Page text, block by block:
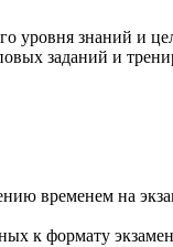
уровня знаний и
заданий и
временем на
к формату